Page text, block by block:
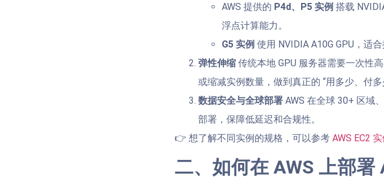
AWS 提供的 P4d、P5 实例 搭载
浮点计算能力。
G5 实例 使用 NVIDIA A10G GPU，适
弹性伸缩 传统本地 GPU 服务器需要一次性
或缩减实例数量，做到真正的 “用多少、付多
数据安全与全球部署 AWS 在全球 30+ 区域
部署，保障低延迟和合规性。
👉 想了解不同实例的规格，可以参考 AWS EC2
二、如何在 AWS 上部署